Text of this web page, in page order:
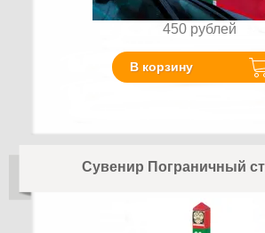
450 рублей
В корзину
Сувенир Пограничный